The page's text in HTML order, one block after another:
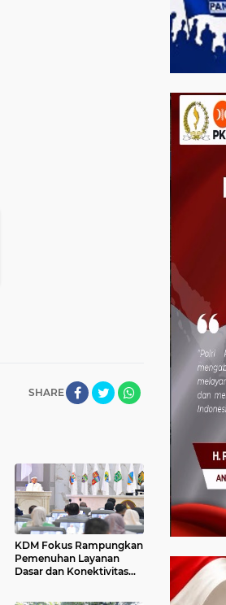
SHARE
KDM Fokus Rampungkan
Pemenuhan Layanan
Dasar dan Konektivitas